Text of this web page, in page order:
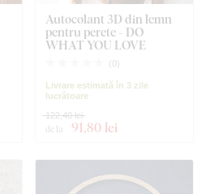
Autocolant 3D din lemn
pentru perete - DO
WHAT YOU LOVE
( 0)
Livrare estimată în 3 zile
lucrătoare
de la 91,80 lei
122,40 lei